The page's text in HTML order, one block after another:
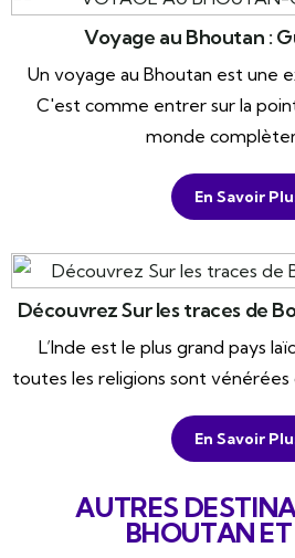
Voyage au Bhoutan :
Un voyage au Bhoutan est une
C'est comme entrer sur la
monde
En Savoir
Découvrez Sur les traces de
L’Inde est le plus grand pays
toutes les religions sont vénérées
En Savoir
AUTRES
BHOUTAN